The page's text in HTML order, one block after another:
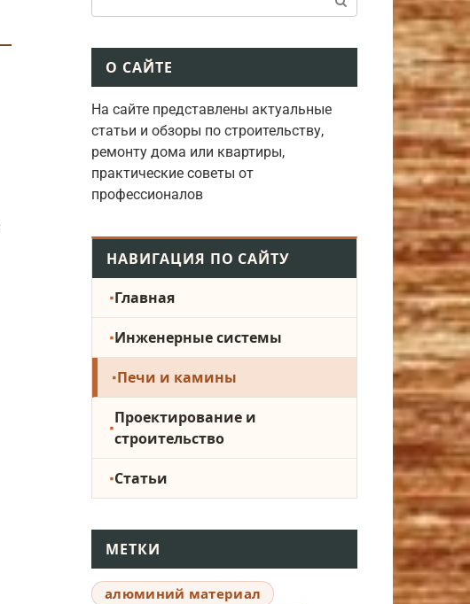
О САЙТЕ
На сайте представлены актуальные
статьи и обзоры по строительству,
ремонту дома или квартиры,
практические советы от
профессионалов
НАВИГАЦИЯ ПО САЙТУ
Главная
Инженерные системы
Печи и камины
Проектирование и
строительство
Статьи
МЕТКИ
алюминий материал